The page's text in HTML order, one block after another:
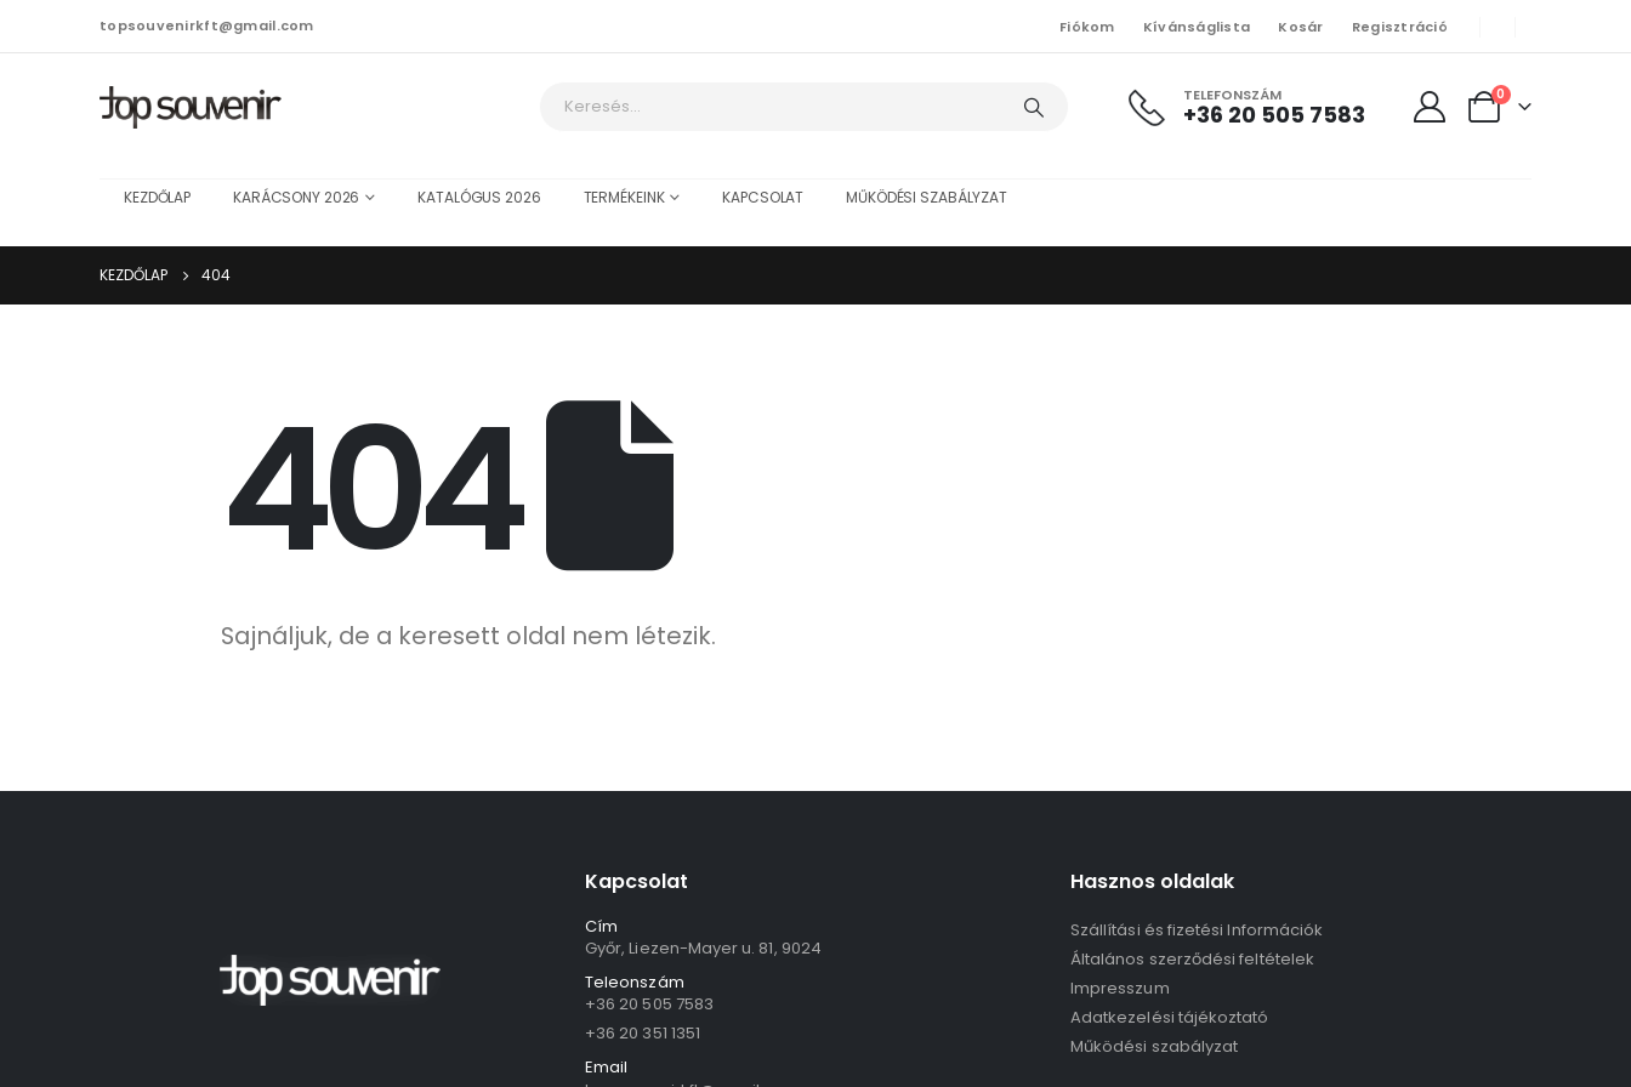
topsouvenirkft@gmail.com Fiókom Kívánságlista Kosár Regisztráció
TELEFONSZÁM
+36 20 505 7583
0
KEZDŐLAP KARÁCSONY 2026 KATALÓGUS 2026 TERMÉKEINK KAPCSOLAT MŰKÖDÉSI SZABÁLYZAT
KEZDŐLAP 404
404
Sajnáljuk, de a keresett oldal nem létezik.
Kapcsolat
Cím
Győr, Liezen-Mayer u. 81, 9024
Teleonszám
+36 20 505 7583
+36 20 351 1351
Email
Hasznos oldalak
Szállítási és fizetési Információk
Általános szerződési feltételek
Impresszum
Adatkezelési tájékoztató
Működési szabályzat